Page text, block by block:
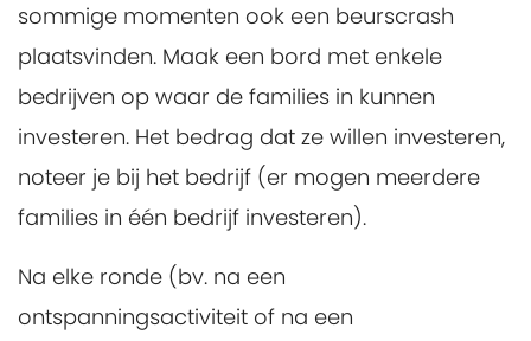
sommige momenten ook een beurscrash
plaatsvinden. Maak een bord met enkele
bedrijven op waar de families in kunnen
investeren. Het bedrag dat ze willen investeren,
noteer je bij het bedrijf (er mogen meerdere
families in één bedrijf investeren).
Na elke ronde (bv. na een
ontspanningsactiviteit of na een